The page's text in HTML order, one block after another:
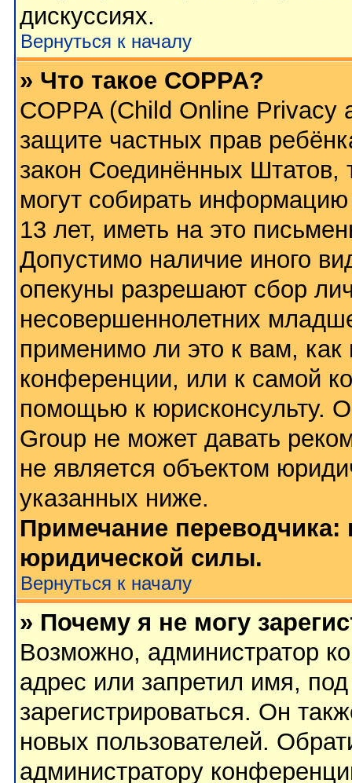
дискуссиях.
Вернуться к началу
» Что такое COPPA?
COPPA (Child Online Privacy
защите частных прав
закон Соединённых Штатов,
могут собирать
13 лет, иметь на это
Допустимо наличие иного
опекуны разрешают сбор
несовершеннолетних
применимо ли это к вам,
конференции, или к самой
помощью к юрисконсульту.
Group не может давать
не является объектом
указанных ниже.
Примечание
юридической силы.
Вернуться к началу
» Почему я не могу
Возможно, администратор
адрес или запретил имя,
зарегистрироваться. Он
новых пользователей.
администратору